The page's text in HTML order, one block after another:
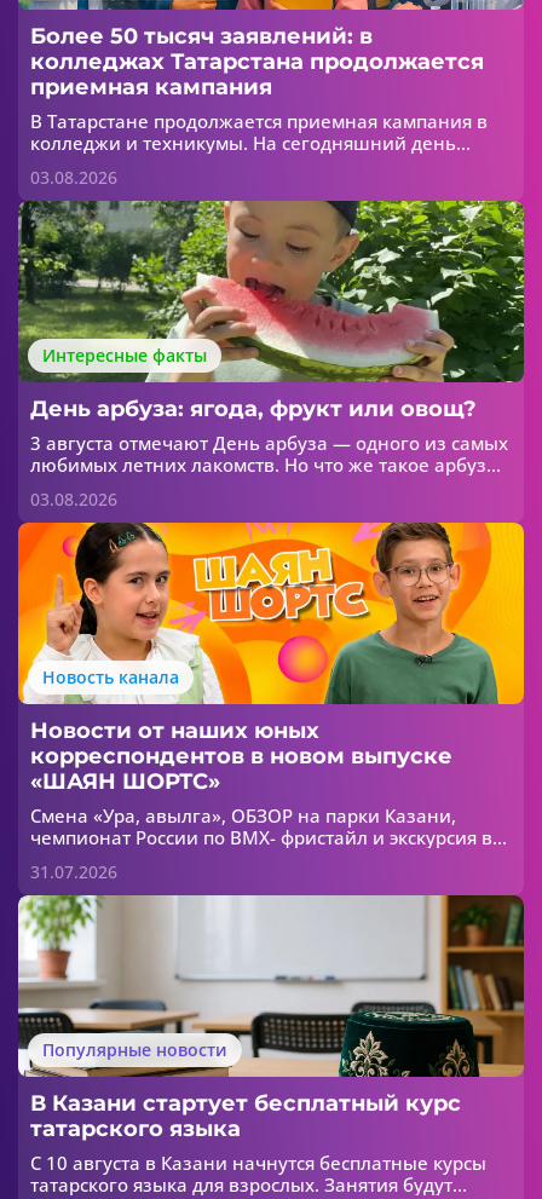
Более 50 тысяч заявлений: в
колледжах Татарстана продолжается
приемная кампания
В Татарстане продолжается приемная кампания в
колледжи и техникумы. На сегодняшний день
заявлений. Об этом сообщает МОиН РТ.
03.08.2026
Интересные факты
День арбуза: ягода, фрукт или овощ?
3 августа отмечают День арбуза — одного из самых
любимых летних лакомств. Но что же такое арбуз
03.08.2026
Новость канала
Новости от наших юных
корреспондентов в новом выпуске
«ШАЯН ШОРТС»
Смена «Ура, авылга», ОБЗОР на парки Казани,
чемпионат России по ВМХ- фристайл и экскурсия в
31.07.2026
Популярные новости
В Казани стартует бесплатный курс
татарского языка
С 10 августа в Казани начнутся бесплатные курсы
татарского языка для взрослых. Занятия будут